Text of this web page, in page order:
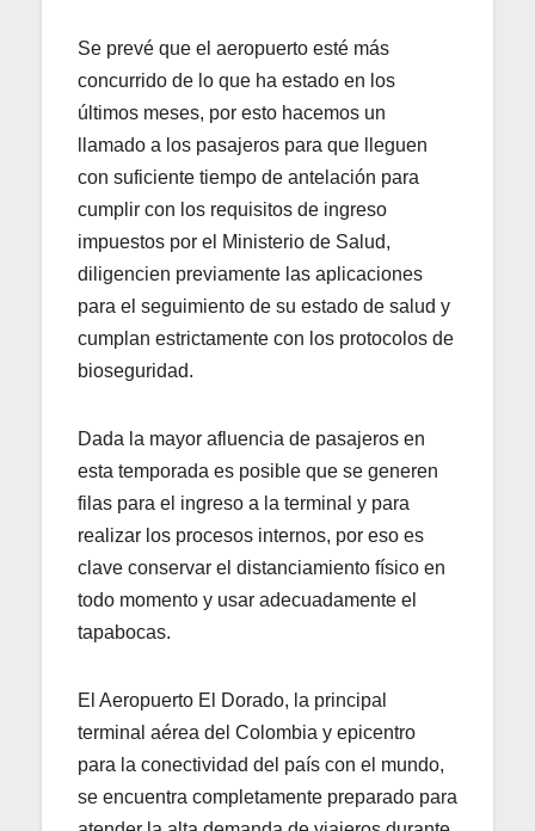
Se prevé que el aeropuerto esté más
concurrido de lo que ha estado en los
últimos meses, por esto hacemos un
llamado a los pasajeros para que lleguen
con suficiente tiempo de antelación para
cumplir con los requisitos de ingreso
impuestos por el Ministerio de Salud,
diligencien previamente las aplicaciones
para el seguimiento de su estado de salud y
cumplan estrictamente con los protocolos de
bioseguridad.
Dada la mayor afluencia de pasajeros en
esta temporada es posible que se generen
filas para el ingreso a la terminal y para
realizar los procesos internos, por eso es
clave conservar el distanciamiento físico en
todo momento y usar adecuadamente el
tapabocas.
El Aeropuerto El Dorado, la principal
terminal aérea del Colombia y epicentro
para la conectividad del país con el mundo,
se encuentra completamente preparado para